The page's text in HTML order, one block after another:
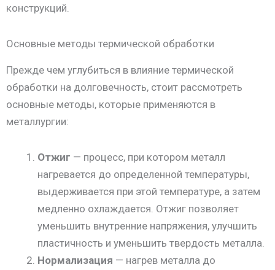
конструкций.
Основные методы термической обработки
Прежде чем углубиться в влияние термической
обработки на долговечность, стоит рассмотреть
основные методы, которые применяются в
металлургии:
Отжиг — процесс, при котором металл
нагревается до определенной температуры,
выдерживается при этой температуре, а затем
медленно охлаждается. Отжиг позволяет
уменьшить внутренние напряжения, улучшить
пластичность и уменьшить твердость металла.
Нормализация — нагрев металла до